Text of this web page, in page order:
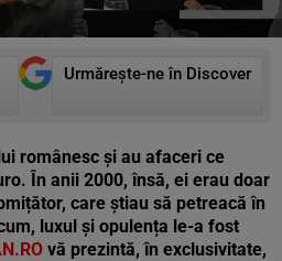
Urmărește-ne în Discover
românesc și au afaceri ce
În anii 2000, însă, ei erau doar
care știau să petreacă în
luxul și opulența le-a fost
vă prezintă, în exclusivitate,